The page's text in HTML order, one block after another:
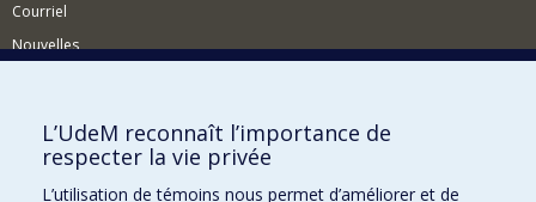
Courriel
Nouvelles
Comment soutenir le Département?
BESOIN D'AIDE?
Plan du site
L’UdeM reconnaît l’importance de
respecter la vie privée
L’utilisation de témoins nous permet d’améliorer et de